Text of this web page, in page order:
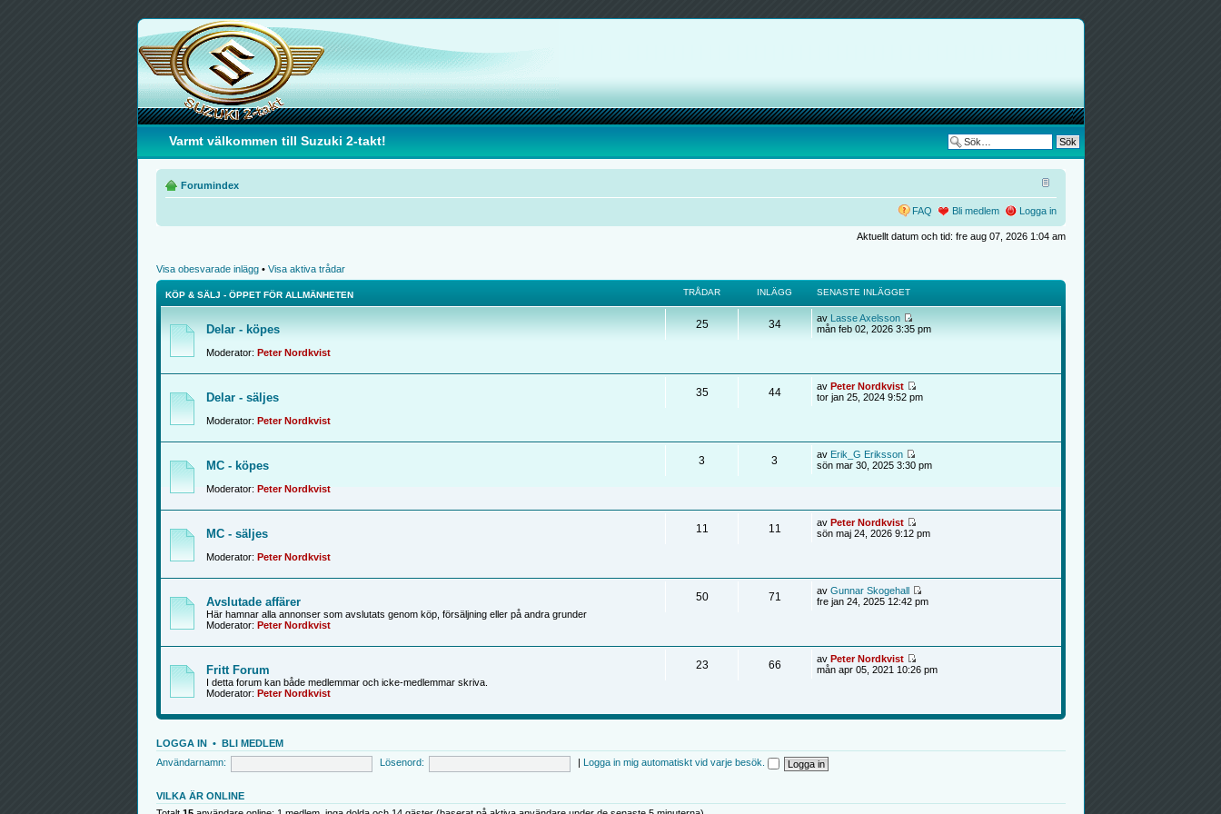
Varmt välkommen till Suzuki 2-takt!
Forumindex
FAQ Bli medlem Logga in
Aktuellt datum och tid: fre aug 07, 2026 1:04 am
Visa obesvarade inlägg• Visa aktiva trådar
KÖP & SÄLJ - ÖPPET FÖR ALLMÄNHETEN TRÅDAR INLÄGG SENASTE INLÄGGET
Delar - köpes
Moderator: Peter Nordkvist
25 34 av Lasse Axelsson
mån feb 02, 2026 3:35 pm
Delar - säljes
Moderator: Peter Nordkvist
35 44 av Peter Nordkvist
tor jan 25, 2024 9:52 pm
MC - köpes
Moderator: Peter Nordkvist
3 3 av Erik_G Eriksson
sön mar 30, 2025 3:30 pm
MC - säljes
Moderator: Peter Nordkvist
11 11 av Peter Nordkvist
sön maj 24, 2026 9:12 pm
Avslutade affärer
Här hamnar alla annonser som avslutats genom köp, försäljning eller på andra grunder
Moderator: Peter Nordkvist
50 71 av Gunnar Skogehall
fre jan 24, 2025 12:42 pm
Fritt Forum
I detta forum kan både medlemmar och icke-medlemmar skriva.
Moderator: Peter Nordkvist
23 66 av Peter Nordkvist
mån apr 05, 2021 10:26 pm
LOGGA IN• BLI MEDLEM
Användarnamn:
Lösenord: Logga in mig automatiskt vid varje besök.
VILKA ÄR ONLINE